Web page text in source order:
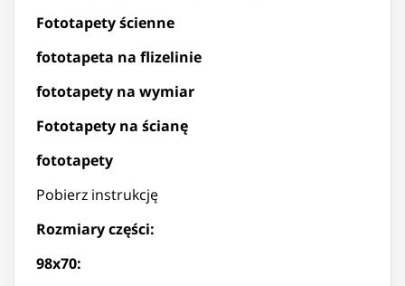
Fototapety ścienne
fototapeta na flizelinie
fototapety na wymiar
Fototapety na ścianę
fototapety
Pobierz instrukcję
Rozmiary części:
98x70: